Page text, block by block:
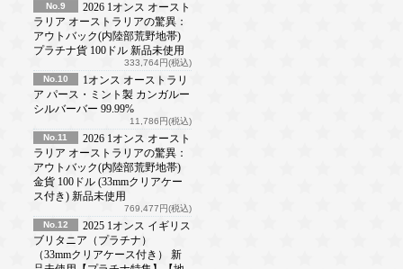
No.9
2026 1オンス オースト
ラリア オーストラリアの驚異：
アウトバック(内陸部荒野地帯)
プラチナ貨 100ドル 新品未使用
333,764円(税込)
No.10
1オンス オーストラリ
ア パース・ミント製 カンガルー
シルバーバー 99.99%
11,786円(税込)
No.11
2026 1オンス オースト
ラリア オーストラリアの驚異：
アウトバック(内陸部荒野地帯)
金貨 100ドル (33mmクリアケー
ス付き) 新品未使用
769,477円(税込)
No.12
2025 1オンス イギリス
ブリタニア（プラチナ）
（33mmクリアケース付き） 新